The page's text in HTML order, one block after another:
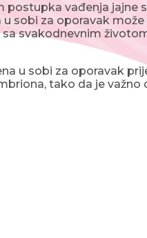
postupka vađenja jajne
sobi za oporavak
svakodnevnim
u sobi za oporavak
tako da je važno